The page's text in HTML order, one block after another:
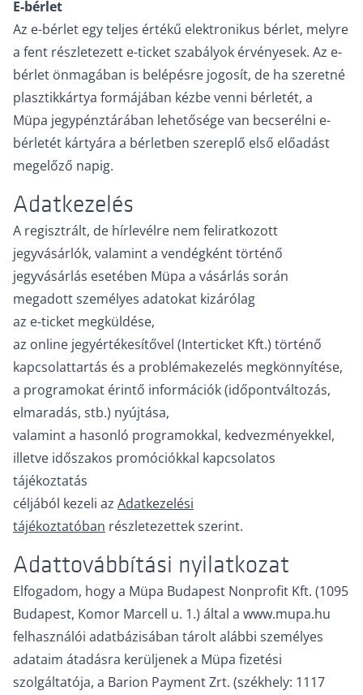
E-bérlet
Az e-bérlet egy teljes értékű elektronikus bérlet, melyre
a fent részletezett e-ticket szabályok érvényesek. Az e-
bérlet önmagában is belépésre jogosít, de ha szeretné
plasztikkártya formájában kézbe venni bérletét, a
Müpa jegypénztárában lehetősége van becserélni e-
bérletét kártyára a bérletben szereplő első előadást
megelőző napig.
Adatkezelés
A regisztrált, de hírlevélre nem feliratkozott
jegyvásárlók, valamint a vendégként történő
jegyvásárlás esetében Müpa a vásárlás során
megadott személyes adatokat kizárólag
az e-ticket megküldése,
az online jegyértékesítővel (Interticket Kft.) történő
kapcsolattartás és a problémakezelés megkönnyítése,
a programokat érintő információk (időpontváltozás,
elmaradás, stb.) nyújtása,
valamint a hasonló programokkal, kedvezményekkel,
illetve időszakos promóciókkal kapcsolatos
tájékoztatás
céljából kezeli az Adatkezelési
tájékoztatóban részletezettek szerint.
Adattovábbítási nyilatkozat
Elfogadom, hogy a Müpa Budapest Nonprofit Kft. (1095
Budapest, Komor Marcell u. 1.) által a www.mupa.hu
felhasználói adatbázisában tárolt alábbi személyes
adataim átadásra kerüljenek a Müpa fizetési
szolgáltatója, a Barion Payment Zrt. (székhely: 1117